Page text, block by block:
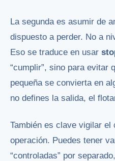
La segunda es asumir de
dispuesto a perder. No a
Eso se traduce en usar
“cumplir”, sino para evitar
pequeña se convierta en
no defines la salida, el
También es clave vigilar el
operación. Puedes tener
“controladas” por